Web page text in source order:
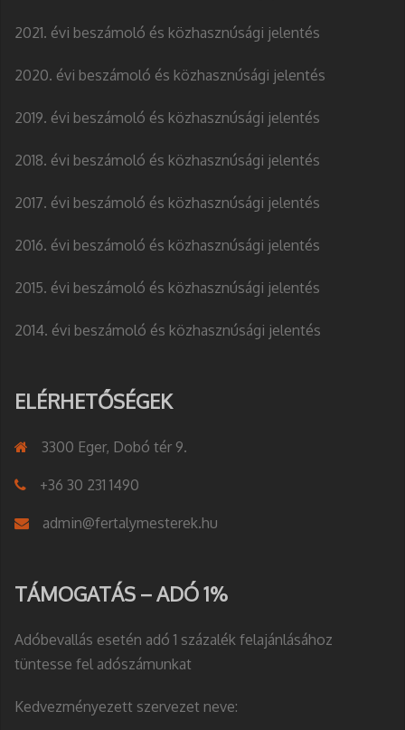
2021. évi beszámoló és közhasznúsági jelentés
2020. évi beszámoló és közhasznúsági jelentés
2019. évi beszámoló és közhasznúsági jelentés
2018. évi beszámoló és közhasznúsági jelentés
2017. évi beszámoló és közhasznúsági jelentés
2016. évi beszámoló és közhasznúsági jelentés
2015. évi beszámoló és közhasznúsági jelentés
2014. évi beszámoló és közhasznúsági jelentés
ELÉRHETŐSÉGEK
3300 Eger, Dobó tér 9.
+36 30 231 1490
admin@fertalymesterek.hu
TÁMOGATÁS – ADÓ 1%
Adóbevallás esetén adó 1 százalék felajánlásához
tüntesse fel adószámunkat
Kedvezményezett szervezet neve: